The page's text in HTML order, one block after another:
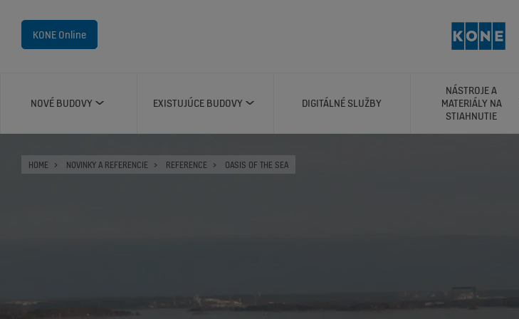
KONE Online
NOVÉ BUDOVY EXISTUJÚCE BUDOVY DIGITÁLNÉ SLUŽBY
NÁSTROJE A
MATERIÁLY NA
STIAHNUTIE
HOME NOVINKY A REFERENCIE REFERENCE OASIS OF THE SEA